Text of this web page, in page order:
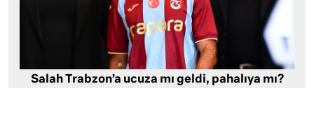
Salah Trabzon’a ucuza mı geldi, pahalıya mı?